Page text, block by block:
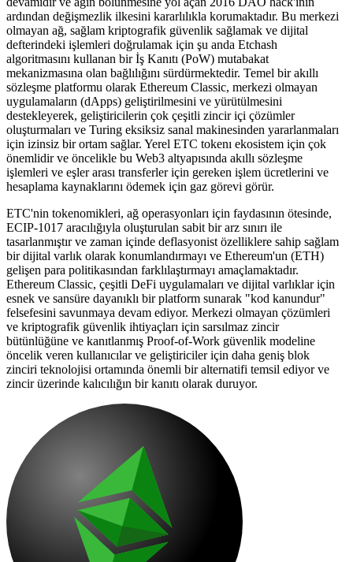
ardından değişmezlik ilkesini kararlılıkla korumaktadır. Bu merkezi
olmayan ağ, sağlam kriptografik güvenlik sağlamak ve dijital
defterindeki işlemleri doğrulamak için şu anda Etchash
algoritmasını kullanan bir İş Kanıtı (PoW) mutabakat
mekanizmasına olan bağlılığını sürdürmektedir. Temel bir akıllı
sözleşme platformu olarak Ethereum Classic, merkezi olmayan
uygulamaların (dApps) geliştirilmesini ve yürütülmesini
destekleyerek, geliştiricilerin çok çeşitli zincir içi çözümler
oluşturmaları ve Turing eksiksiz sanal makinesinden yararlanmaları
için izinsiz bir ortam sağlar. Yerel ETC tokenı ekosistem için çok
önemlidir ve öncelikle bu Web3 altyapısında akıllı sözleşme
işlemleri ve eşler arası transferler için gereken işlem ücretlerini ve
hesaplama kaynaklarını ödemek için gaz görevi görür.
ETC'nin tokenomikleri, ağ operasyonları için faydasının ötesinde,
ECIP-1017 aracılığıyla oluşturulan sabit bir arz sınırı ile
tasarlanmıştır ve zaman içinde deflasyonist özelliklere sahip sağlam
bir dijital varlık olarak konumlandırmayı ve Ethereum'un (ETH)
gelişen para politikasından farklılaştırmayı amaçlamaktadır.
Ethereum Classic, çeşitli DeFi uygulamaları ve dijital varlıklar için
esnek ve sansüre dayanıklı bir platform sunarak "kod kanundur"
felsefesini savunmaya devam ediyor. Merkezi olmayan çözümleri
ve kriptografik güvenlik ihtiyaçları için sarsılmaz zincir
bütünlüğüne ve kanıtlanmış Proof-of-Work güvenlik modeline
öncelik veren kullanıcılar ve geliştiriciler için daha geniş blok
zinciri teknolojisi ortamında önemli bir alternatifi temsil ediyor ve
zincir üzerinde kalıcılığın bir kanıtı olarak duruyor.